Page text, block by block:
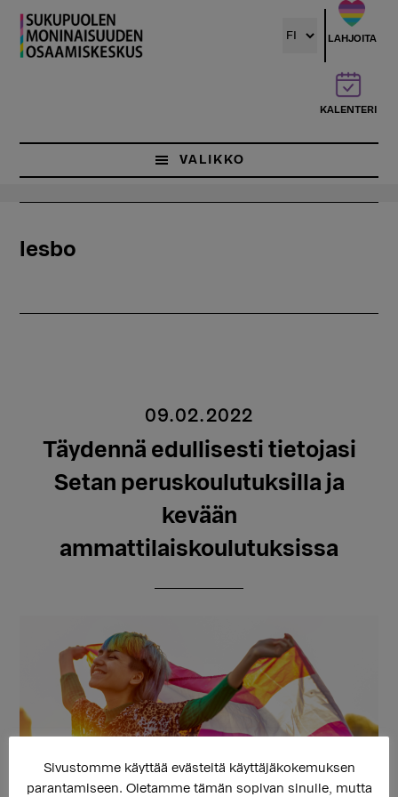
Hyppää
pääsisältöön
LAHJOITA
KALENTERI
VALIKKO
lesbo
09.02.2022
Täydennä edullisesti tietojasi
Setan peruskoulutuksilla ja
kevään
ammattilaiskoulutuksissa
Sivustomme käyttää evästeitä käyttäjäkokemuksen
parantamiseen. Oletamme tämän sopivan sinulle, mutta